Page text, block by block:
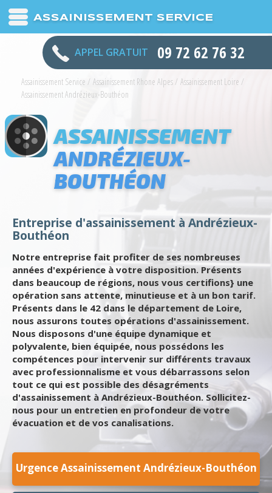
ASSAINISSEMENT SERVICE
APPEL GRATUIT 09 72 62 76 32
Assainissement Service / Assainissement Rhone Alpes / Assainissement Loire /
Assainissement Andrézieux-Bouthéon
ASSAINISSEMENT
ANDRÉZIEUX-
BOUTHÉON
Entreprise d'assainissement à Andrézieux-
Bouthéon
Notre entreprise fait profiter de ses nombreuses
années d'expérience à votre disposition. Présents
dans beaucoup de régions, nous vous certifions} une
opération sans attente, minutieuse et à un bon tarif.
Présents dans le 42 dans le département de Loire,
nous assurons toutes opérations d'assainissement.
Nous disposons d'une équipe dynamique et
polyvalente, bien équipée, nous possédons les
compétences pour intervenir sur différents travaux
avec professionnalisme et vous débarrassons selon
tout ce qui est possible des désagréments
d'assainissement à Andrézieux-Bouthéon. Sollicitez-
nous pour un entretien en profondeur de votre
évacuation et de vos canalisations.
Urgence Assainissement Andrézieux-Bouthéon